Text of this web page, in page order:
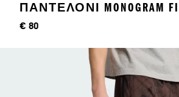
ΠΑΝΤΕΛΟΝΙ MONOGRAM
Τιμή
€ 80